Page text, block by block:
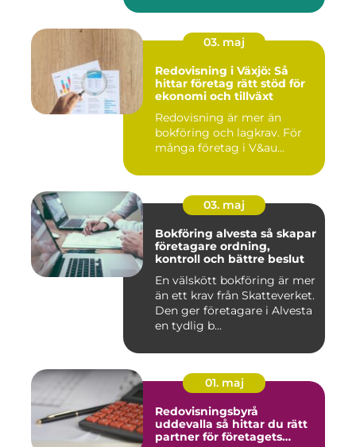
03. maj
Redovisning i Växjö: Så
hittar företag rätt stöd för
ekonomi och tillväxt
Redovisning är mer än
bokföring och lagkrav. För
många företag i V&au...
03. maj
Bokföring alvesta så skapar
företagare ordning,
kontroll och bättre beslut
En välskött bokföring är mer
än ett krav från Skatteverket.
Den ger företagare i Alvesta
en tydlig b...
01. maj
Redovisningsbyrå
uddevalla så hittar du rätt
partner för företagets